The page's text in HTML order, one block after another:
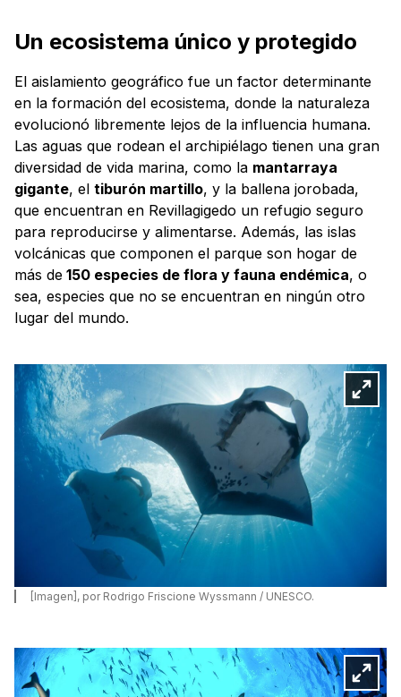
Un ecosistema único y protegido
El aislamiento geográfico fue un factor determinante
en la formación del ecosistema, donde la naturaleza
evolucionó libremente lejos de la influencia humana.
Las aguas que rodean el archipiélago tienen una gran
diversidad de vida marina, como la mantarraya
gigante, el tiburón martillo, y la ballena jorobada,
que encuentran en Revillagigedo un refugio seguro
para reproducirse y alimentarse. Además, las islas
volcánicas que componen el parque son hogar de
más de 150 especies de flora y fauna endémica, o
sea, especies que no se encuentran en ningún otro
lugar del mundo.
[Imagen], por Rodrigo Friscione Wyssmann / UNESCO.